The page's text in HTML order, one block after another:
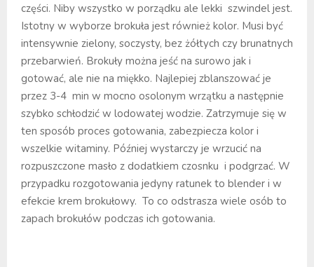
części. Niby wszystko w porządku ale lekki szwindel jest.
Istotny w wyborze brokuła jest również kolor. Musi być
intensywnie zielony, soczysty, bez żółtych czy brunatnych
przebarwień. Brokuły można jeść na surowo jak i
gotować, ale nie na miękko. Najlepiej zblanszować je
przez 3-4 min w mocno osolonym wrzątku a następnie
szybko schłodzić w lodowatej wodzie. Zatrzymuje się w
ten sposób proces gotowania, zabezpiecza kolor i
wszelkie witaminy. Później wystarczy je wrzucić na
rozpuszczone masło z dodatkiem czosnku i podgrzać. W
przypadku rozgotowania jedyny ratunek to blender i w
efekcie krem brokułowy. To co odstrasza wiele osób to
zapach brokułów podczas ich gotowania.